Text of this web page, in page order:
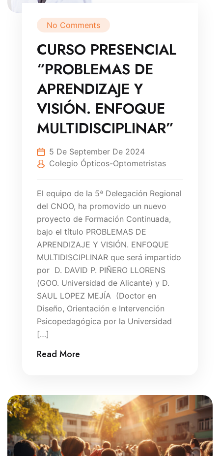
No Comments
CURSO PRESENCIAL
“PROBLEMAS DE
APRENDIZAJE Y
VISIÓN. ENFOQUE
MULTIDISCIPLINAR”
5 De September De 2024
Colegio Ópticos-Optometristas
El equipo de la 5ª Delegación Regional
del CNOO, ha promovido un nuevo
proyecto de Formación Continuada,
bajo el título PROBLEMAS DE
APRENDIZAJE Y VISIÓN. ENFOQUE
MULTIDISCIPLINAR que será impartido
por D. DAVID P. PIÑERO LLORENS
(GOO. Universidad de Alicante) y D.
SAUL LOPEZ MEJÍA (Doctor en
Diseño, Orientación e Intervención
Psicopedagógica por la Universidad
[…]
Read More